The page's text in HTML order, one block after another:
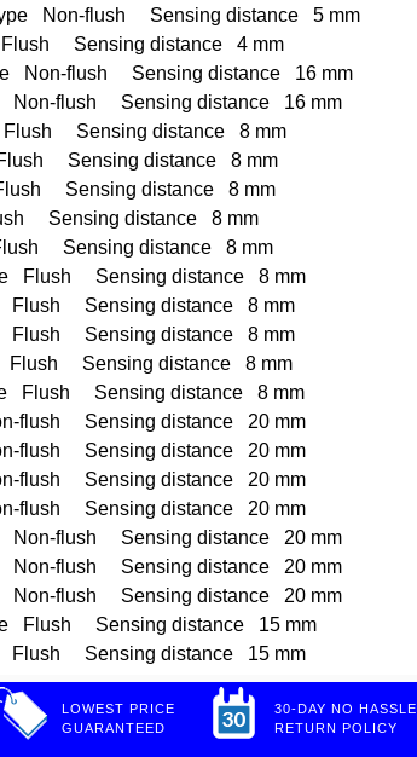
Non-flush Sensing distance 5 mm
Sensing distance 4 mm
flush Sensing distance 16 mm
flush Sensing distance 16 mm
Sensing distance 8 mm
Sensing distance 8 mm
Sensing distance 8 mm
Sensing distance 8 mm
Sensing distance 8 mm
Sensing distance 8 mm
Sensing distance 8 mm
Sensing distance 8 mm
Sensing distance 8 mm
Flush Sensing distance 8 mm
Sensing distance 20 mm
flush Sensing distance 20 mm
Sensing distance 20 mm
Sensing distance 20 mm
flush Sensing distance 20 mm
flush Sensing distance 20 mm
flush Sensing distance 20 mm
Flush Sensing distance 15 mm
Sensing distance 15 mm
LOWEST PRICE
GUARANTEED
30-DAY NO HASSLE
RETURN POLICY